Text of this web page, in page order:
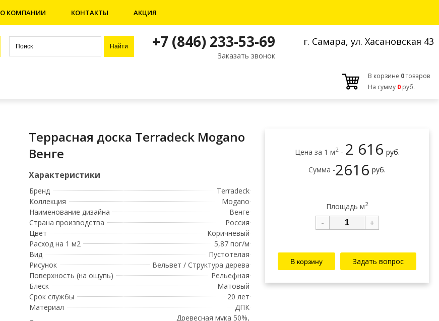
О КОМПАНИИ КОНТАКТЫ АКЦИЯ
+7 (846) 233-53-69
Заказать звонок
г. Самара, ул. Хасановская 43
В корзине 0товаров
На сумму 0 руб.
Террасная доска Terradeck Mogano
Венге
Бренд
Terradeck
Коллекция
Mogano
Наименование дизайна
Венге
Страна производства
Россия
Цвет
Коричневый
Расход на 1 м2
5,87 пог/м
Вид
Пустотелая
Рисунок
Вельвет / Структура дерева
Поверхность (на ощупь)
Рельефная
Блеск
Матовый
Срок службы
20 лет
Материал
ДПК
Древесная мука 50%,
Цена за 1 м2- 2 616 руб.
Сумма -2616 руб.
Площадь м2
- +
Задать вопрос